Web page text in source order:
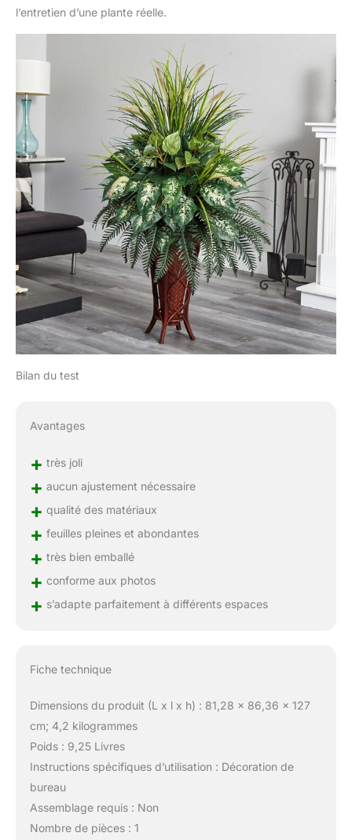
l’entretien d’une plante réelle.
Bilan du test
Avantages
+ très joli
+ aucun ajustement nécessaire
+ qualité des matériaux
+ feuilles pleines et abondantes
+ très bien emballé
+ conforme aux photos
+ s’adapte parfaitement à différents espaces
Fiche technique
Dimensions du produit (L x l x h) : 81,28 x 86,36 x 127
cm; 4,2 kilogrammes
Poids : 9,25 Livres
Instructions spécifiques d’utilisation : Décoration de
bureau
Assemblage requis : Non
Nombre de pièces : 1